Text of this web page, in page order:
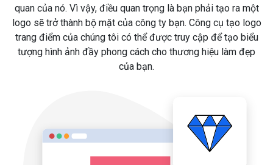
quan của nó. Vì vậy, điều quan trọng là bạn phải tạo ra một
logo sẽ trở thành bộ mặt của công ty bạn. Công cụ tạo logo
trang điểm của chúng tôi có thể được truy cập để tạo biểu
tượng hình ảnh đầy phong cách cho thương hiệu làm đẹp
của bạn.